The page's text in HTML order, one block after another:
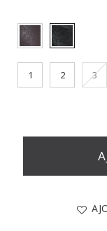
1 2 3